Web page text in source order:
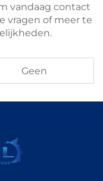
vandaag contact
vragen of meer te
Geen